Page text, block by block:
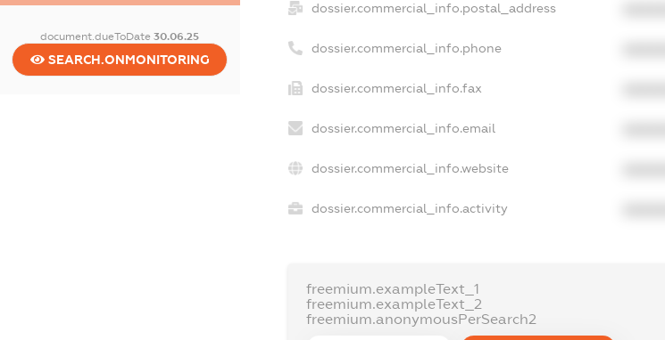
document.dueToDate30.06.25
SEARCH.ONMONITORING
dossier.commercial_info.postal_address
dossier.commercial_info.phone
dossier.commercial_info.fax
dossier.commercial_info.email
dossier.commercial_info.website
dossier.commercial_info.activity
freemium.exampleText_1
freemium.exampleText_2
freemium.anonymousPerSearch2